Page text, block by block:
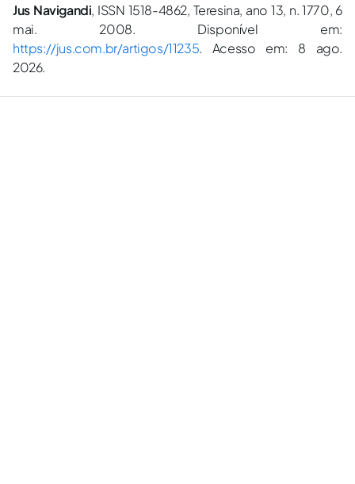
Jus Navigandi, ISSN 1518-4862, Teresina, ano 13, n. 1770, 6
mai. 2008. Disponível em:
https://jus.com.br/artigos/11235. Acesso em: 8 ago.
2026.